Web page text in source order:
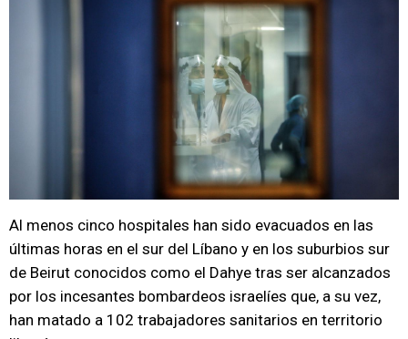
Al menos cinco hospitales han sido evacuados en las
últimas horas en el sur del Líbano y en los suburbios sur
de Beirut conocidos como el Dahye tras ser alcanzados
por los incesantes bombardeos israelíes que, a su vez,
han matado a 102 trabajadores sanitarios en territorio